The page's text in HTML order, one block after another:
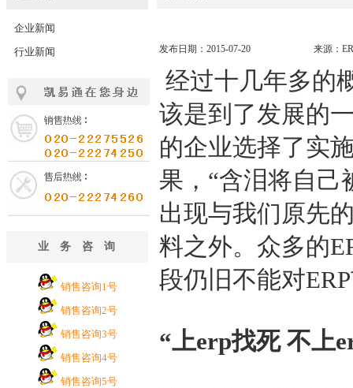
企业新闻
行业新闻
业务咨询
销售咨询1号
销售咨询2号
销售咨询3号
销售咨询4号
销售咨询5号
发布日期：2015-07-20 来源：
经过十几年多的
该是到了发展的
的企业选择了实
果，“含泪将自己
出现与我们原先
料之外。众多的
段仍旧不能对
“上erp找死 不上